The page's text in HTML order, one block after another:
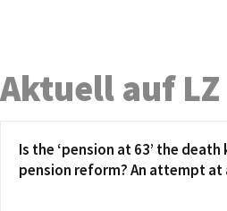
Aktuell auf LZ
Is the ‘pension at 63’ the
pension reform? An attempt at